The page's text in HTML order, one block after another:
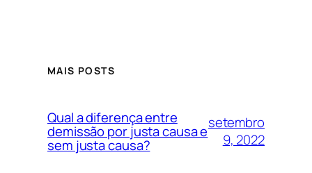
MAIS POSTS
Qual a diferença entre
demissão por justa causa e
sem justa causa?
setembro
9, 2022